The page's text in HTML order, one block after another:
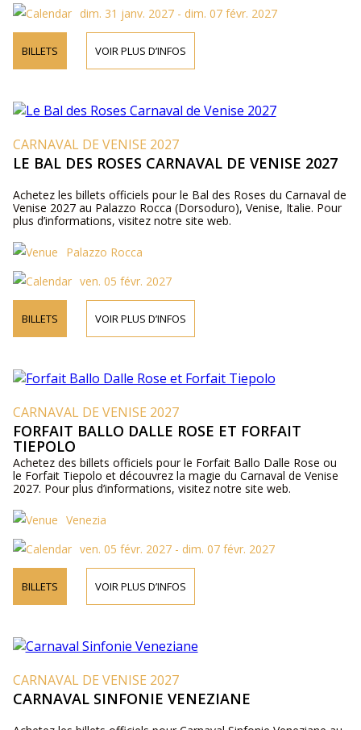
dim. 31 janv. 2027 - dim. 07 févr. 2027
BILLETS VOIR PLUS D’INFOS
CARNAVAL DE VENISE 2027
LE BAL DES ROSES CARNAVAL DE VENISE 2027
Achetez les billets officiels pour le Bal des Roses du Carnaval de
Venise 2027 au Palazzo Rocca (Dorsoduro), Venise, Italie. Pour
plus d’informations, visitez notre site web.
Palazzo Rocca
ven. 05 févr. 2027
BILLETS VOIR PLUS D’INFOS
CARNAVAL DE VENISE 2027
FORFAIT BALLO DALLE ROSE ET FORFAIT
TIEPOLO
Achetez des billets officiels pour le Forfait Ballo Dalle Rose ou
le Forfait Tiepolo et découvrez la magie du Carnaval de Venise
2027. Pour plus d’informations, visitez notre site web.
Venezia
ven. 05 févr. 2027 - dim. 07 févr. 2027
BILLETS VOIR PLUS D’INFOS
CARNAVAL DE VENISE 2027
CARNAVAL SINFONIE VENEZIANE